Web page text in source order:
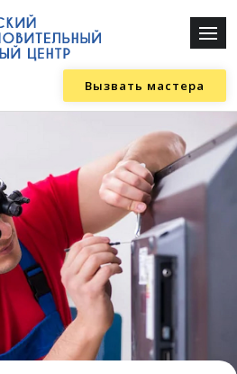
Вызвать мастера